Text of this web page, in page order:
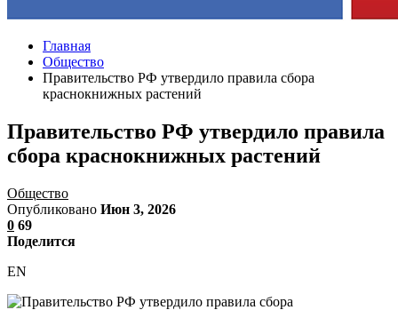
Главная
Общество
Правительство РФ утвердило правила сбора
краснокнижных растений
Правительство РФ утвердило правила
сбора краснокнижных растений
Общество
Опубликовано Июн 3, 2026
0 69
Поделится
EN